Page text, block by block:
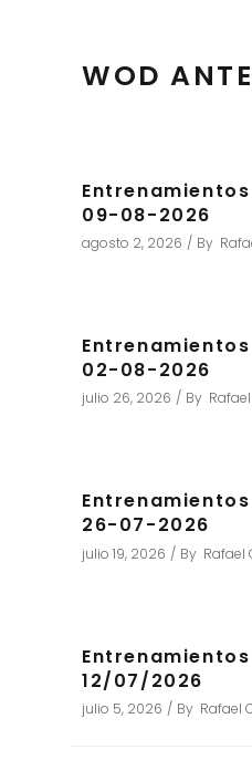
WOD
09-08-2026
agosto 2, 2026 By
02-08-2026
julio 26, 2026 By
26-07-2026
julio 19, 2026 By Rafael
12/07/2026
julio 5, 2026 By Rafael